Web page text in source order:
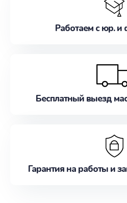
Работаем с юр. и
Бесплатный выезд
Гарантия на работы и